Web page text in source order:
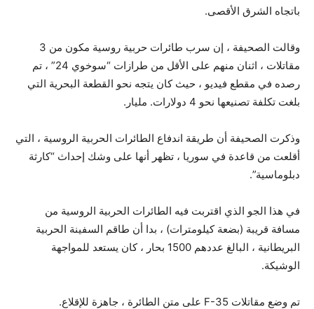
باتجاه الشرق الأقصى.
وقالت الصحيفة ، إن سرب طائرات حربية روسية مكون من 3
مقاتلات ، اثنان منهم على الأقل من طرازات “سوخوي 24” ، تم
رصده في مقطع فيديو ، حيث كان يتجه نحو القطعة البحرية التي
بلغت تكلفة تصنيعها نحو 4 دولارات. مليار.
وذكرت الصحيفة أن طريقة اندفاع الطائرات الحربية الروسية ، التي
أقلعت من قاعدة في سوريا ، تظهر أنها على وشك إحداث “كارثة
دبلوماسية”.
في هذا الجو الذي اقتربت فيه الطائرات الحربية الروسية من
مسافة قريبة (بضعة كيلومترات) ، بدا أن طاقم السفينة الحربية
البريطانية ، البالغ عددهم 1500 بحار ، كان يستعد للمواجهة
الوشيكة.
تم وضع مقاتلات F-35 على متن الطائرة ، جاهزة للإقلاع.